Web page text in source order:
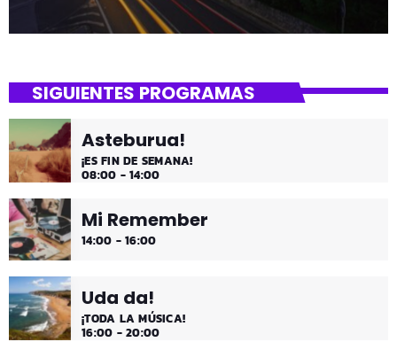
SIGUIENTES PROGRAMAS
Asteburua!
¡ES FIN DE SEMANA!
08:00 - 14:00
Mi Remember
14:00 - 16:00
Uda da!
¡TODA LA MÚSICA!
16:00 - 20:00